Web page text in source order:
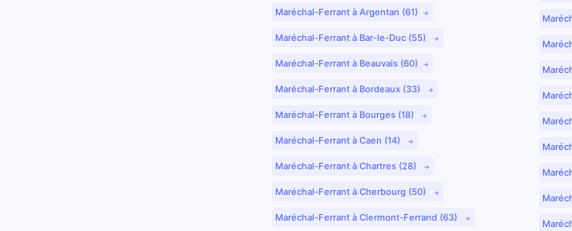
Maréchal-Ferrant à Argentan (61)
Maréchal-Ferrant à Bar-le-Duc (55)
Maréchal-Ferrant à Beauvais (60)
Maréchal-Ferrant à Bordeaux (33)
Maréchal-Ferrant à Bourges (18)
Maréchal-Ferrant à Caen (14)
Maréchal-Ferrant à Chartres (28)
Maréchal-Ferrant à Cherbourg (50)
Maréchal-Ferrant à Clermont-Ferrand (63)